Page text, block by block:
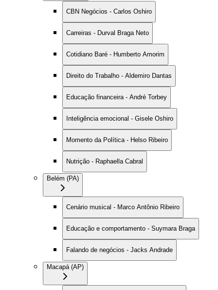
CBN Negócios - Carlos Oshiro
Carreiras - Durval Braga Neto
Cotidiano Baré - Humberto Amorim
Direito do Trabalho - Aldemiro Dantas
Educação financeira - André Torbey
Inteligência emocional - Gisele Oshiro
Momento da Política - Helso Ribeiro
Nutrição - Raphaella Cabral
Belém (PA)
Cenário musical - Marco Antônio Ribeiro
Educação e comportamento - Suymara Braga
Falando de negócios - Jacks Andrade
Macapá (AP)